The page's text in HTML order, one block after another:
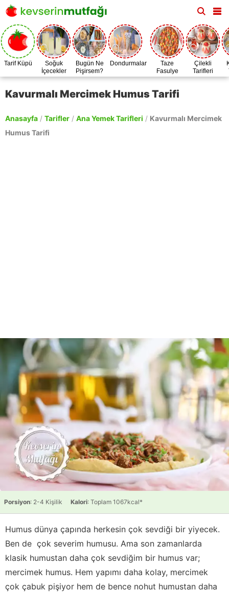
Tarif Küpü
Soğuk
İçecekler
Bugün Ne
Pişirsem?
Dondurmalar
Taze
Fasulye
Zamanı
Çilekli
Tarifleri
Kavurmalı Mercimek Humus Tarifi
Anasayfa / Tarifler / Ana Yemek Tarifleri / Kavurmalı Mercimek
Humus Tarifi
Porsiyon: 2-4 Kişilik Kalori: Toplam 1067kcal*
Humus dünya çapında herkesin çok sevdiği bir yiyecek.
Ben de çok severim humusu. Ama son zamanlarda
klasik humustan daha çok sevdiğim bir humus var;
mercimek humus. Hem yapımı daha kolay, mercimek
çok çabuk pişiyor hem de bence nohut humustan daha